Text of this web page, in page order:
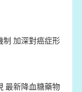
制 加深對癌症形
最新降血糖藥物